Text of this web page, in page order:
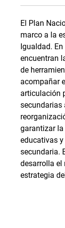
El Plan
marco a la
Igualdad.
encuentran
de
acompañar
articulación
secundarias
garantizar
educativas
secundaria.
desarrolla el
estrategia